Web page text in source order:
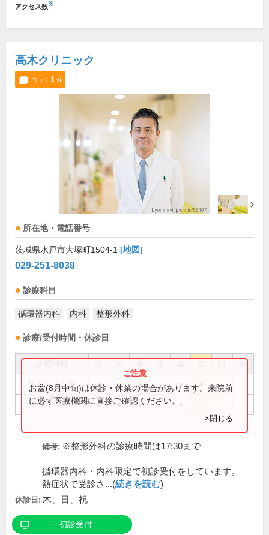
アクセス数※
高木クリニック
口コミ 1件
所在地・電話番号
茨城県水戸市大塚町1504-1 [地図]
029-251-8038
診療科目
循環器内科 内科 整形外科
診療/受付時間・休診日
祝
9:00～12:00 ● ● ● ●
14:00～18:00 ● ● ●
お盆(8月中旬)は休診・休業の場合があります。来院前
に必ず医療機関に直接ご確認ください。
×閉じる
備考: ※整形外科の診療時間は17:30まで
循環器内科・内科限定で初診受付をしています。
熱症状で受診さ...(続きを読む)
休診日: 木、日、祝
初診受付